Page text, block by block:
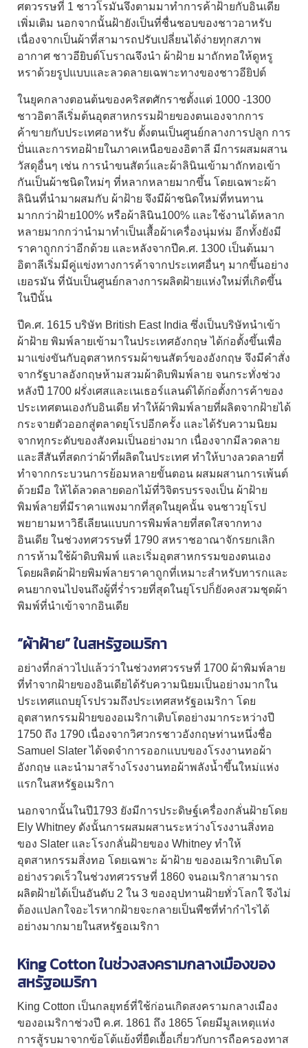
ศตวรรษที่ 1 ชาวโรมันจึงตามมาทำการค้าฝ้ายกับอินเดีย
เพิ่มเติม นอกจากนั้นฝ้ายังเป็นที่ชื่นชอบของชาวอาหรับ
เนื่องจากเป็นผ้าที่สามารถปรับเปลี่ยนได้ง่ายทุกสภาพ
อากาศ ชาวอียิบต์โบราณจึงนำ ผ้าฝ้าย มาถักทอให้ดูหรู
หราด้วยรูปแบบและลวดลายเฉพาะทางของชาวอียิปต์
ในยุคกลางตอนต้นของคริสตศักราชตั้งแต่ 1000 -1300
ชาวอิตาลีเริ่มต้นอุตสาหกรรมฝ้ายของตนเองจากการ
ค้าขายกับประเทศอาหรับ ตั้งตนเป็นศูนย์กลางการปลูก การ
ปั่นและการทอฝ้ายในภาคเหนือของอิตาลี มีการผสมผสาน
วัสดุอื่นๆ เช่น การนำขนสัตว์และผ้าลินินเข้ามาถักทอเข้า
กันเป็นผ้าชนิดใหม่ๆ ที่หลากหลายมากขึ้น โดยเฉพาะผ้า
ลินินที่นำมาผสมกับ ผ้าฝ้าย จึงมีผ้าชนิดใหม่ที่ทนทาน
มากกว่าฝ้าย100% หรือผ้าลินิน100% และใช้งานได้หลาก
หลายมากกว่านำมาทำเป็นเสื้อผ้าเครื่องนุ่มห่ม อีกทั้งยังมี
ราคาถูกกว่าอีกด้วย และหลังจากปีค.ศ. 1300 เป็นต้นมา
อิตาลีเริ่มมีคู่แข่งทางการค้าจากประเทศอื่นๆ มากขึ้นอย่าง
เยอรมัน ที่นับเป็นศูนย์กลางการผลิตฝ้ายแห่งใหม่ที่เกิดขึ้น
ในปีนั้น
ปีค.ศ. 1615 บริษัท British East India ซึ่งเป็นบริษัทนำเข้า
ผ้าฝ้าย พิมพ์ลายเข้ามาในประเทศอังกฤษ ได้ก่อตั้งขึ้นเพื่อ
มาแข่งขันกับอุตสาหกรรมผ้าขนสัตว์ของอังกฤษ จึงมีคำสั่ง
จากรัฐบาลอังกฤษห้ามสวมผ้าดิบพิมพ์ลาย จนกระทั่งช่วง
หลังปี 1700 ฝรั่งเศสและเนเธอร์แลนด์ได้ก่อตั้งการค้าของ
ประเทศตนเองกับอินเดีย ทำให้ผ้าพิมพ์ลายที่ผลิตจากฝ้ายได้
กระจายตัวออกสู่ตลาดยุโรปอีกครั้ง และได้รับความนิยม
จากทุกระดับของสังคมเป็นอย่างมาก เนื่องจากมีลวดลาย
และสีสันที่สดกว่าผ้าที่ผลิตในประเทศ ทำให้บางลวดลายที่
ทำจากกระบวนการย้อมหลายขั้นตอน ผสมผสานการเพ้นต์
ด้วยมือ ให้ได้ลวดลายดอกไม้ที่วิจิตรบรรจงเป็น ผ้าฝ้าย
พิมพ์ลายที่มีราคาแพงมากที่สุดในยุคนั้น จนชาวยุโรป
พยายามหาวิธีเลียนแบบการพิมพ์ลายที่สดใสจากทาง
อินเดีย ในช่วงทศวรรษที่ 1790 สหราชอาณาจักรยกเลิก
การห้ามใช้ผ้าดิบพิมพ์ และเริ่มอุตสาหกรรมของตนเอง
โดยผลิตผ้าฝ้ายพิมพ์ลายราคาถูกที่เหมาะสำหรับทารกและ
คนยากจนไปจนถึงผู้ที่ร่ำรวยที่สุดในยุโรปก็ยังคงสวมชุดผ้า
พิมพ์ที่นำเข้าจากอินเดีย
“ผ้าฝ้าย” ในสหรัฐอเมริกา
อย่างที่กล่าวไปแล้วว่าในช่วงทศวรรษที่ 1700 ผ้าพิมพ์ลาย
ที่ทำจากฝ้ายของอินเดียได้รับความนิยมเป็นอย่างมากใน
ประเทศแถบยุโรปรวมถึงประเทศสหรัฐอเมริกา โดย
อุตสาหกรรมฝ้ายของอเมริกาเติบโตอย่างมากระหว่างปี
1750 ถึง 1790 เนื่องจากวิศวกรชาวอังกฤษท่านหนึ่งชื่อ
Samuel Slater ได้จดจำการออกแบบของโรงงานทอผ้า
อังกฤษ และนำมาสร้างโรงงานทอผ้าพลังน้ำขึ้นใหม่แห่ง
แรกในสหรัฐอเมริกา
นอกจากนั้นในปี1793 ยังมีการประดิษฐ์เครื่องกลั่นฝ้ายโดย
Ely Whitney ดังนั้นการผสมผสานระหว่างโรงงานสิ่งทอ
ของ Slater และโรงกลั่นฝ้ายของ Whitney ทำให้
อุตสาหกรรมสิ่งทอ โดยเฉพาะ ผ้าฝ้าย ของอเมริกาเติบโต
อย่างรวดเร็วในช่วงทศวรรษที่ 1860 จนอเมริกาสามารถ
ผลิตฝ้ายได้เป็นอันดับ 2 ใน 3 ของอุปทานฝ้ายทั่วโลกใ จึงไม่
ต้องแปลกใจอะไรหากฝ้ายจะกลายเป็นพืชที่ทำกำไรได้
อย่างมากมายในสหรัฐอเมริกา
King Cotton ในช่วงสงครามกลางเมืองของ
สหรัฐอเมริกา
King Cotton เป็นกลยุทธ์ที่ใช้ก่อนเกิดสงครามกลางเมือง
ของอเมริกาช่วงปี ค.ศ. 1861 ถึง 1865 โดยมีมูลเหตุแห่ง
การสู้รบมาจากข้อโต้แย้งที่ยืดเยื้อเกี่ยวกับการถือครองทาส